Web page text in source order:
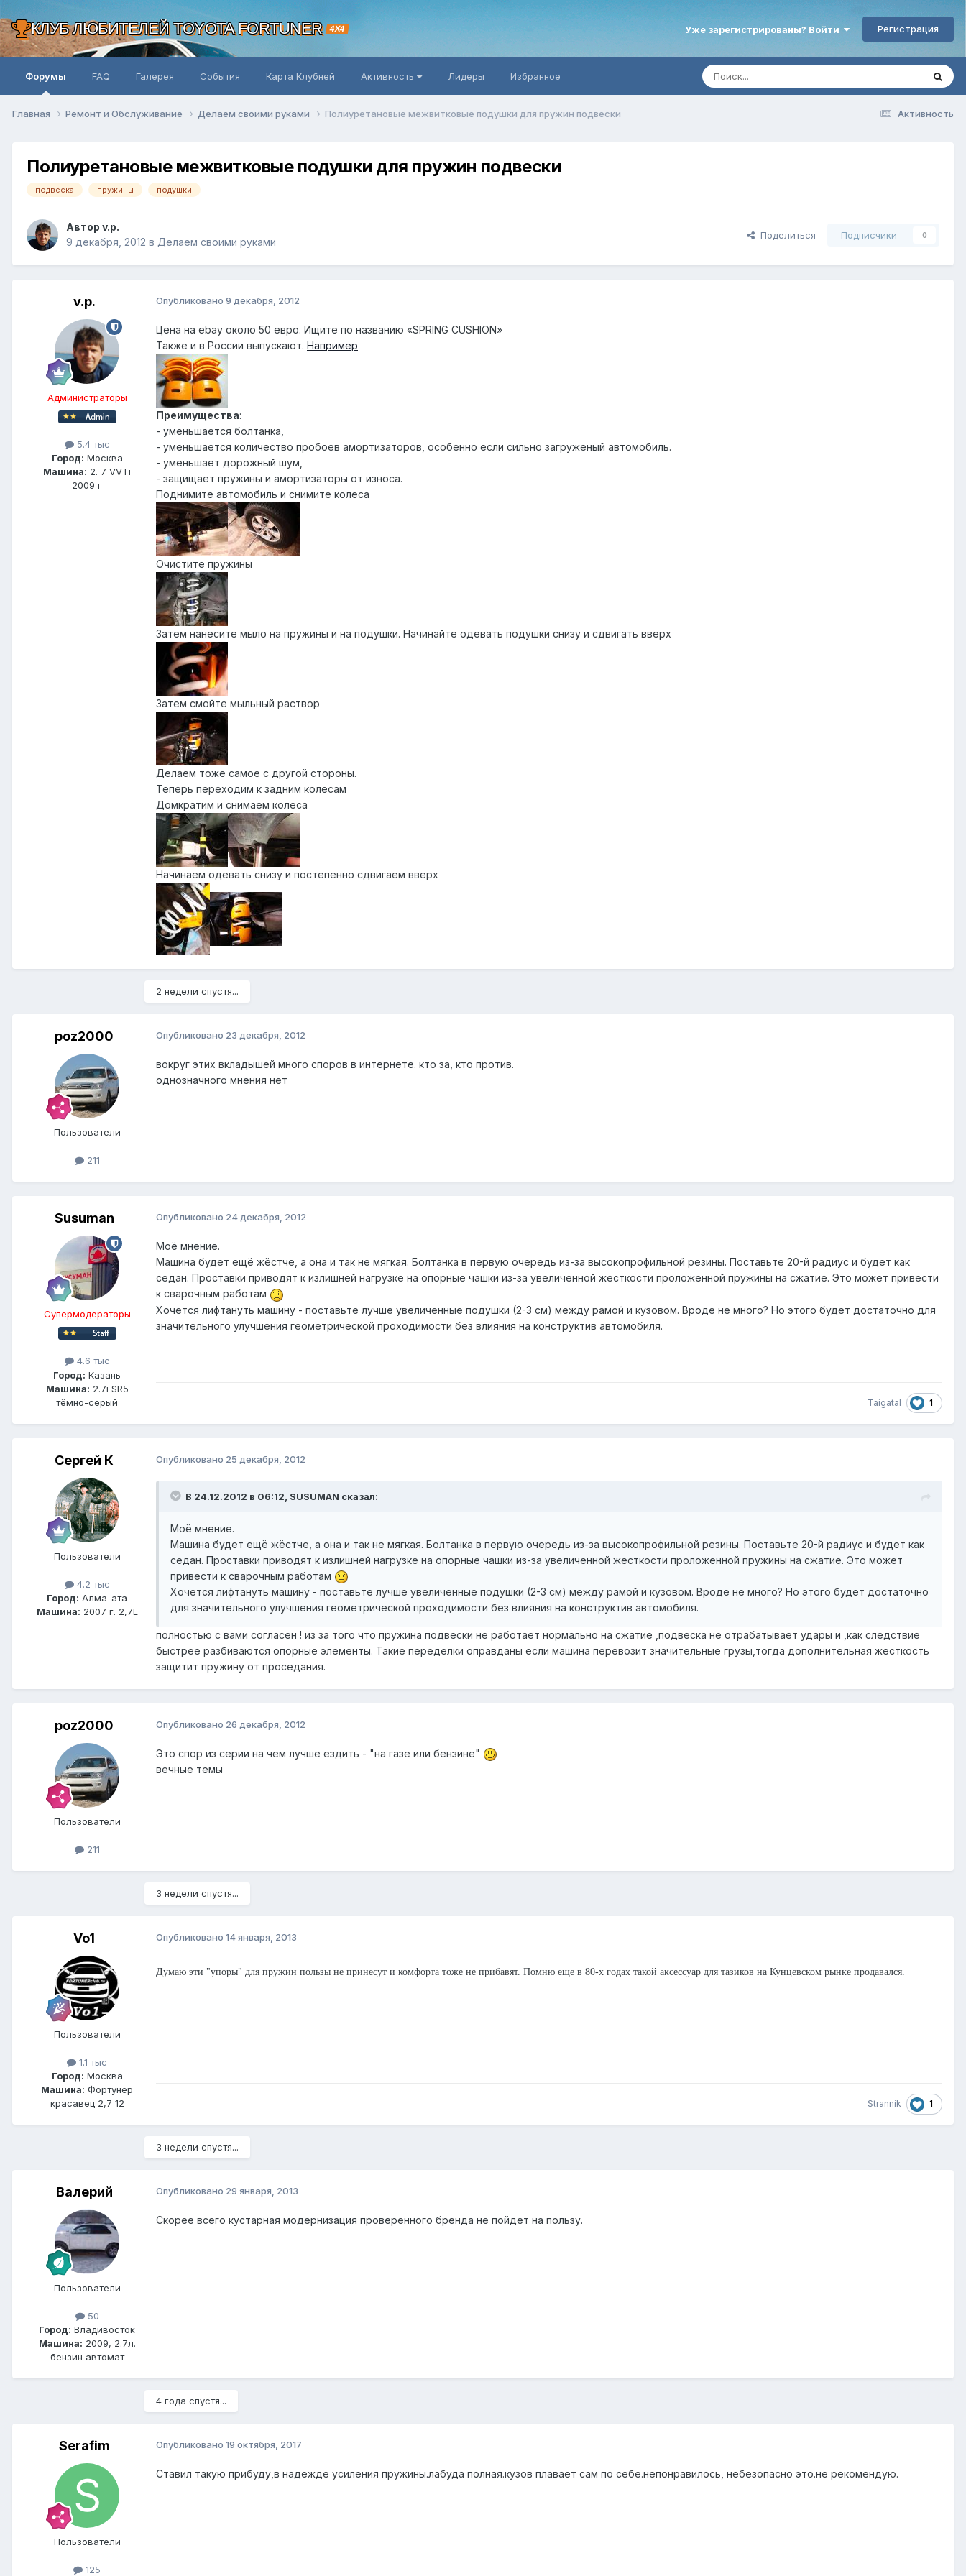
КЛУБ ЛЮБИТЕЛЕЙ TOYOTA FORTUNER 4X4 Уже зарегистрированы? Войти Регистрация
Форумы FAQ Галерея События Карта Клубней Активность Лидеры Избранное
Активность
Главная Ремонт и Обслуживание Делаем своими руками Полиуретановые межвитковые подушки для пружин подвески
Полиуретановые межвитковые подушки для пружин подвески
подвеска пружины подушки
Автор v.p.
9 декабря, 2012 в Делаем своими руками
Поделиться Подписчики 0
v.p.
Администраторы
5.4 тыс
Город: Москва
Машина: 2. 7 VVTi
2009 г
Опубликовано 9 декабря, 2012
Цена на ebay около 50 евро. Ищите по названию «SPRING CUSHION»
Также и в России выпускают. Например
Преимущества:
- уменьшается болтанка,
- уменьшается количество пробоев амортизаторов, особенно если сильно загруженый автомобиль.
- уменьшает дорожный шум,
- защищает пружины и амортизаторы от износа.
Поднимите автомобиль и снимите колеса
Очистите пружины
Затем нанесите мыло на пружины и на подушки. Начинайте одевать подушки снизу и сдвигать вверх
Затем смойте мыльный раствор
Делаем тоже самое с другой стороны.
Теперь переходим к задним колесам
Домкратим и снимаем колеса
Начинаем одевать снизу и постепенно сдвигаем вверх
2 недели спустя...
poz2000
Пользователи
211
Опубликовано 23 декабря, 2012
вокруг этих вкладышей много споров в интернете. кто за, кто против.
однозначного мнения нет
Susuman
Супермодераторы
4.6 тыс
Город: Казань
Машина: 2.7i SR5
тёмно-серый
Опубликовано 24 декабря, 2012
Моё мнение.
Машина будет ещё жёстче, а она и так не мягкая. Болтанка в первую очередь из-за высокопрофильной резины. Поставьте 20-й радиус и будет как
седан. Проставки приводят к излишней нагрузке на опорные чашки из-за увеличенной жесткости проложенной пружины на сжатие. Это может привести
к сварочным работам
Хочется лифтануть машину - поставьте лучше увеличенные подушки (2-3 см) между рамой и кузовом. Вроде не много? Но этого будет достаточно для
значительного улучшения геометрической проходимости без влияния на конструктив автомобиля.
Taigatal 1
Сергей К
Пользователи
4.2 тыс
Город: Алма-ата
Машина: 2007 г. 2,7L
Опубликовано 25 декабря, 2012
В 24.12.2012 в 06:12, SUSUMAN сказал:
Моё мнение.
Машина будет ещё жёстче, а она и так не мягкая. Болтанка в первую очередь из-за высокопрофильной резины. Поставьте 20-й радиус и будет как
седан. Проставки приводят к излишней нагрузке на опорные чашки из-за увеличенной жесткости проложенной пружины на сжатие. Это может
привести к сварочным работам
Хочется лифтануть машину - поставьте лучше увеличенные подушки (2-3 см) между рамой и кузовом. Вроде не много? Но этого будет достаточно
для значительного улучшения геометрической проходимости без влияния на конструктив автомобиля.
полностью с вами согласен ! из за того что пружина подвески не работает нормально на сжатие ,подвеска не отрабатывает удары и ,как следствие
быстрее разбиваются опорные элементы. Такие переделки оправданы если машина перевозит значительные грузы,тогда дополнительная жесткость
защитит пружину от проседания.
poz2000
Пользователи
211
Опубликовано 26 декабря, 2012
Это спор из серии на чем лучше ездить - "на газе или бензине"
вечные темы
3 недели спустя...
Vo1
Пользователи
1.1 тыс
Город: Москва
Машина: Фортунер
красавец 2,7 12
Опубликовано 14 января, 2013
Думаю эти "упоры" для пружин пользы не принесут и комфорта тоже не прибавят. Помню еще в 80-х годах такой аксессуар для тазиков на Кунцевском рынке продавался.
Strannik 1
3 недели спустя...
Валерий
Пользователи
50
Город: Владивосток
Машина: 2009, 2.7л.
бензин автомат
Опубликовано 29 января, 2013
Скорее всего кустарная модернизация проверенного бренда не пойдет на пользу.
4 года спустя...
Serafim
Пользователи
125
Опубликовано 19 октября, 2017
Ставил такую прибуду,в надежде усиления пружины.лабуда полная.кузов плавает сам по себе.непонравилось, небезопасно это.не рекомендую.